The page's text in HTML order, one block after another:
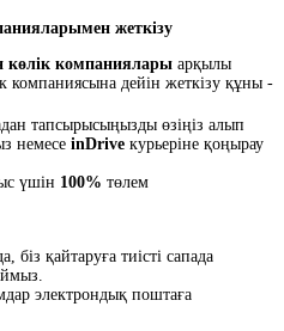
жеткізу
көлік компаниялары арқылы
компаниясына дейін жеткізу құны -
тапсырысыңызды өзіңіз алып
немесе inDrive курьеріне қоңырау
үшін 100% төлем
біз қайтаруға тиісті сапада
электрондық поштаға